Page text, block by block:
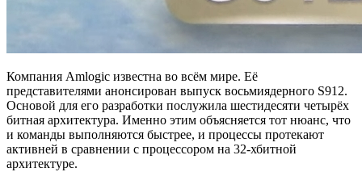
Компания Amlogic известна во всём мире. Её
представителями анонсирован выпуск восьмиядерного S912.
Основой для его разработки послужила шестидесяти четырёх
битная архитектура. Именно этим объясняется тот нюанс, что
и команды выполняются быстрее, и процессы протекают
активней в сравнении с процессором на 32-хбитной
архитектуре.